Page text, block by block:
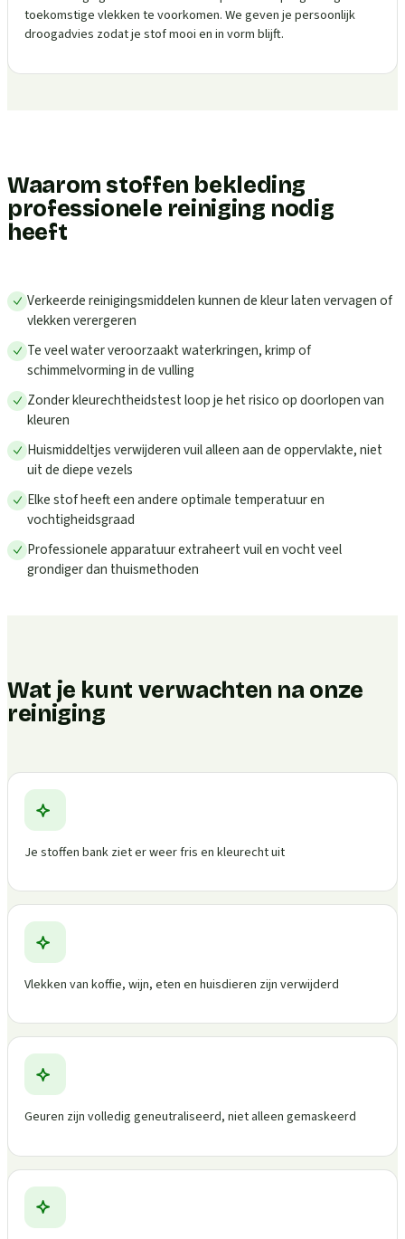
toekomstige vlekken te voorkomen. We geven je persoonlijk
droogadvies zodat je stof mooi en in vorm blijft.
Waarom stoffen bekleding
professionele reiniging nodig
heeft
Verkeerde reinigingsmiddelen kunnen de kleur laten vervagen of
vlekken verergeren
Te veel water veroorzaakt waterkringen, krimp of
schimmelvorming in de vulling
Zonder kleurechtheidstest loop je het risico op doorlopen van
kleuren
Huismiddeltjes verwijderen vuil alleen aan de oppervlakte, niet
uit de diepe vezels
Elke stof heeft een andere optimale temperatuur en
vochtigheidsgraad
Professionele apparatuur extraheert vuil en vocht veel
grondiger dan thuismethoden
Wat je kunt verwachten na onze
reiniging
Je stoffen bank ziet er weer fris en kleurecht uit
Vlekken van koffie, wijn, eten en huisdieren zijn verwijderd
Geuren zijn volledig geneutraliseerd, niet alleen gemaskeerd